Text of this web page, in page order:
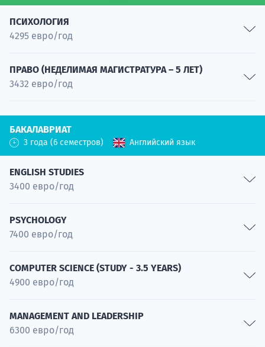
Межкультурная психология
Клиническая психология взрослых
Специальность
Специальность
Нейрокогнитивистика
Специальность
Специальность
ПСИХОЛОГИЯ
4295 евро/год
Социально-организационная психология
Специальность
Специальность
Клиническая психология взрослых
Специальность
Психология в бизнесе в организациях
Специальность
Специальность
Психология бизнеса
Педагогическая психология
Специальность
Специальность
Практики социальной психологии
ПРАВО (НЕДЕЛИМАЯ МАГИСТРАТУРА – 5 ЛЕТ)
3432 евро/год
Классическое право
Специальность
БАКАЛАВРИАТ
3 года (6 семестров) Английский язык
ENGLISH STUDIES
3400 евро/год
Teaching English as a Foreign Language (TEFL)
Специальность
Специальность
English Studies for Business Environment
PSYCHOLOGY
7400 евро/год
Psychology
Специальность
COMPUTER SCIENCE (STUDY - 3.5 YEARS)
4900 евро/год
Cybersecurity
Специальность
MANAGEMENT AND LEADERSHIP
6300 евро/год